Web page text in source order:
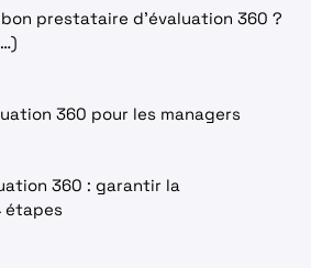
prestataire d’évaluation 360 ?
360 pour les managers
360 : garantir la
étapes